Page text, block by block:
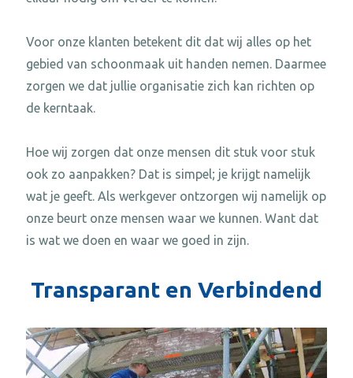
Voor onze klanten betekent dit dat wij alles op het
gebied van schoonmaak uit handen nemen. Daarmee
zorgen we dat jullie organisatie zich kan richten op
de kerntaak.
Hoe wij zorgen dat onze mensen dit stuk voor stuk
ook zo aanpakken? Dat is simpel; je krijgt namelijk
wat je geeft. Als werkgever ontzorgen wij namelijk op
onze beurt onze mensen waar we kunnen. Want dat
is wat we doen en waar we goed in zijn.
Transparant en Verbindend